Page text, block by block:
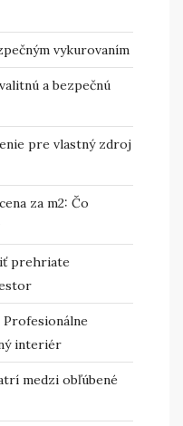
vykurovaním
a bezpečnú
pre vlastný zdroj
za m2: Čo
prehriate
interiér
medzi obľúbené